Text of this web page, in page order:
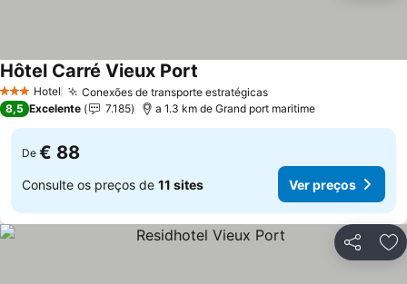
3 EstrelasHotel Conexões de transporte estratégicasVer preços
Hôtel Carré Vieux Port
8,5 Excelente 7.185 a 1.3 km de Grand port maritime
De € 88
Consulte os preços de 11 sites Ver preços
Partilhar